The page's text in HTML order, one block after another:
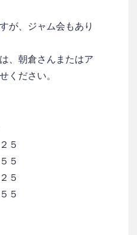
が、ジャム会もあり
、朝倉さんまたはア
ください。
２５
５５
２５
５５
～